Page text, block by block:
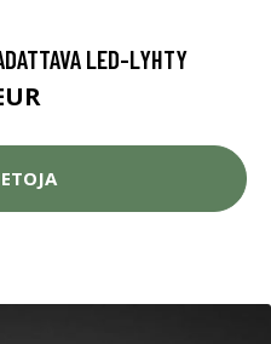
LED-LYHTY